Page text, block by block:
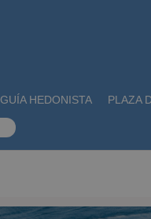
GUÍA HEDONISTA PLAZA